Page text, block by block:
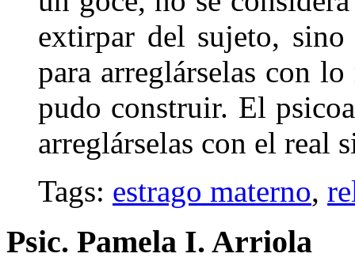
extirpar del sujeto,
para arreglárselas con
pudo construir. El
arreglárselas con el real
Tags: estrago materno,
Psic. Pamela I. Arriola